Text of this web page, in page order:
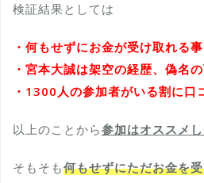
検証結果としては
・何もせずにお金が受け取れる
・宮本大誠は架空の経歴、偽名
・1300人の参加者がいる割に口
以上のことから参加はオススメし
そもそも何もせずにただお金を